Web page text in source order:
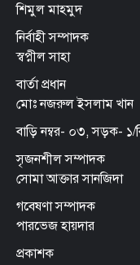
শিমুল মাহমুদ
নির্বাহী সম্পাদক
স্বপ্নীল সাহা
বার্তা প্রধান
মোঃ নজরুল ইসলাম খান
বাড়ি নম্বর- ০৩, সড়ক- ১/
সৃজনশীল সম্পাদক
সোমা আক্তার সানজিদা
গবেষণা সম্পাদক
পারভেজ হায়দার
প্রকাশক